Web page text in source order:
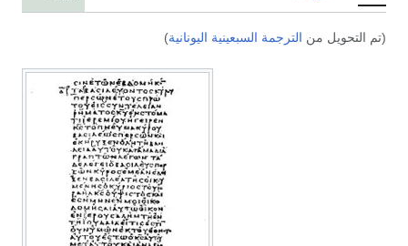
التحويل منالترجمة السبعينية اليونانية)